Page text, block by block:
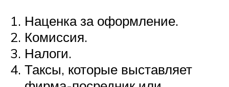
Наценка за оформление.
Комиссия.
Налоги.
Таксы, которые выставляет